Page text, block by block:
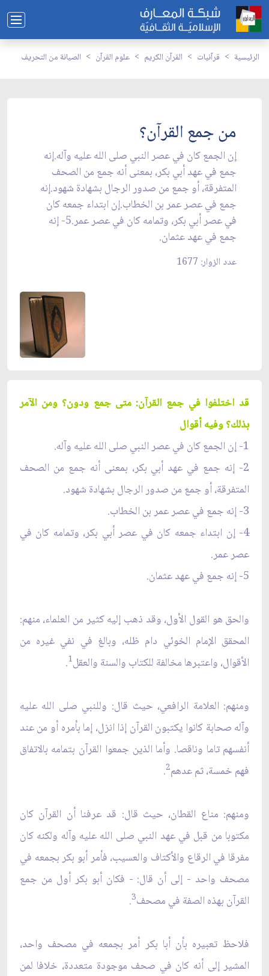
الرئيسية قرآنيات القرآن الكريم علوم القرآن الصيانة من التحريف
من جمع القرآن؟
إن الجمع كان في عصر النبي صلى الله عليه وآله.إنه
جمع في عهد أبي بكر، بمعنى أنه جمع من الصحف
المتفرقة، أو جمع من صدور الرجال بشهادة شهود.إنه
جمع في عصر عمر بن الخطاب.إن ابتداء جمعه كان
في عصر أبي بكر، وتمامه كان في عصر عمر.5- إنه
جمع في عهد عثمان.
عدد الزوار: 1677
قد اختلفوا في جمع القرآن: متى جمع ودون؟ ومن الآمر
بذلك؟ وفيه أقوال
1- إن الجمع كان في عصر النبي صلى الله عليه وآله.
2- إنه جمع في عهد أبي بكر، بمعنى أنه جمع من الصحف
المتفرقة، أو جمع من صدور الرجال بشهادة شهود.
3- إنه جمع في عصر عمر بن الخطاب.
4- إن ابتداء جمعه كان في عصر أبي بكر، وتمامه كان في
عصر عمر.
5- إنه جمع في عهد عثمان.
والحق هو القول الأول، وقد ذهب إليه كثير من العلماء، منهم:
المحقق الإمام الخوئي دام ظله، وبالغ في نفي غيره من
الأقوال، واعتبرها مخالفة للكتاب والسنة والعقل1
.
ومنهم: العلامة الرافعي، حيث قال: وللنبي صلى الله عليه
وآله صحابة كانوا يكتبون القرآن إذا انزل، إما بأمره أو من عند
أنفسهم تاما وناقصا. وأما الذين جمعوا القرآن بتمامه بالاتفاق
فهم خمسة، ثم عدهم2
.
ومنهم: مناع القطان، حيث قال: قد عرفنا أن القرآن كان
مكتوبا من قبل في عهد النبي صلى الله عليه وآله ولكنه كان
مفرقا في الرقاع والأكتاف والعسيب، فأمر أبو بكر بجمعه في
مصحف واحد - إلى أن قال: - فكان أبو بكر أول من جمع
القرآن بهذه الصفة في مصحف3
.
فلاحظ تعبيره بأن أبا بكر أمر بجمعه في مصحف واحد،
المشير إلى أنه كان في صحف موجودة متعددة، خلافا لمن